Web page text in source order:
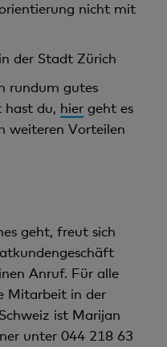
nicht mit
der Stadt Zürich
rundum gutes
hast du, hier geht es
weiteren Vorteilen
geht, freut sich
Anruf. Für alle
Mitarbeit in der
ist Marijan
unter 044 218 63